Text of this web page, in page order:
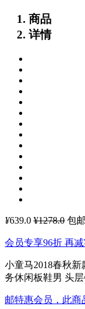
商品
详情
¥639.0 ¥1278.0 包邮
会员专享96折 再减
小童马2018春秋
务休闲板鞋男 头
邮特惠会员，此商